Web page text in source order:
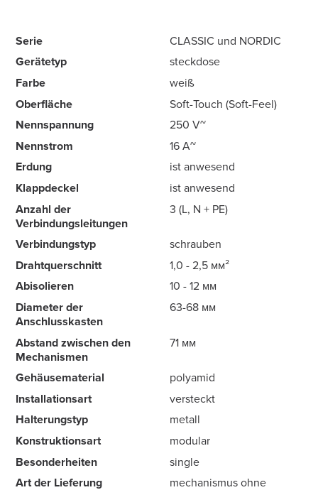
Serie
CLASSIC und NORDIC
Gerätetyp
steckdose
Farbe
weiß
Oberfläche
Soft-Touch (Soft-Feel)
Nennspannung
250 V~
Nennstrom
16 А~
Erdung
ist anwesend
Klappdeckel
ist anwesend
Anzahl der
Verbindungsleitungen
3 (L, N + PE)
Verbindungstyp
schrauben
Drahtquerschnitt
1,0 - 2,5 мм²
Abisolieren
10 - 12 мм
Diameter der
Anschlusskasten
63-68 мм
Abstand zwischen den
Mechanismen
71 мм
Gehäusematerial
polyamid
Installationsart
versteckt
Halterungstyp
metall
Konstruktionsart
modular
Besonderheiten
single
Art der Lieferung
mechanismus ohne